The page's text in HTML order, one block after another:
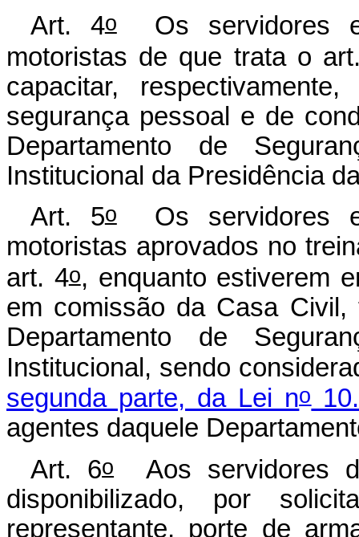
Art. 4oOs servidores
motoristas de que trata o
capacitar,
segurança pessoal e de
Departamento de
Institucional da Presidência
Art. 5oOs servidores
motoristas aprovados no
art. 4o, enquanto estiverem
em comissão da Casa Civil,
Departamento de
Institucional, sendo
segunda parte, da Lei no
agentes daquele
Art. 6oAos servidores
disponibilizado, por
representante, porte de